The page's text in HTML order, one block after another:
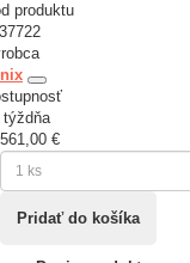
produktu
týždňa
561,00 €